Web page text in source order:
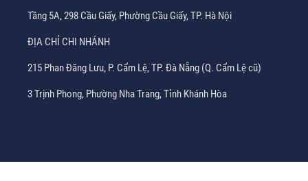
Tầng 5A, 298 Cầu Giấy, Phường Cầu Giấy, TP. Hà Nội
ĐỊA CHỈ CHI NHÁNH
215 Phan Đăng Lưu, P. Cẩm Lệ, TP. Đà Nẵng (Q. Cẩm Lệ cũ)
3 Trịnh Phong, Phường Nha Trang, Tỉnh Khánh Hòa